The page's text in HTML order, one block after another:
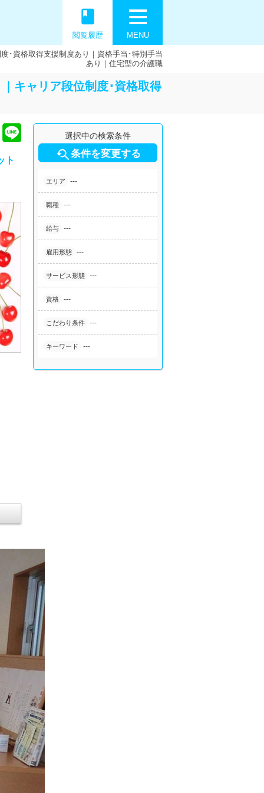
MENU
book
閲覧履歴
･資格取得支援制度あり｜資格手当･特別手当
あり｜住宅型の介護職
キャリア段位制度･資格取得
選択中の検索条件
条件を変更する
エリア ---
職種 ---
給与 ---
雇用形態 ---
サービス形態 ---
資格 ---
こだわり条件 ---
キーワード ---
ト